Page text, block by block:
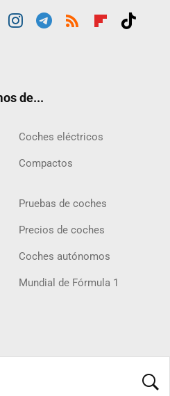
de...
Coches eléctricos
Compactos
Pruebas de coches
Precios de coches
Coches autónomos
Mundial de Fórmula 1